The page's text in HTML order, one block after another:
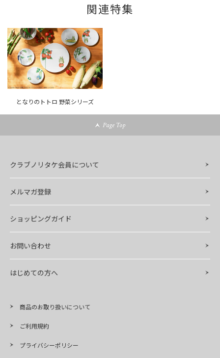
関連特集
となりのトトロ 野菜シリーズ
Page Top
クラブノリタケ会員について
メルマガ登録
ショッピングガイド
お問い合わせ
はじめての方へ
商品のお取り扱いについて
ご利用規約
プライバシーポリシー